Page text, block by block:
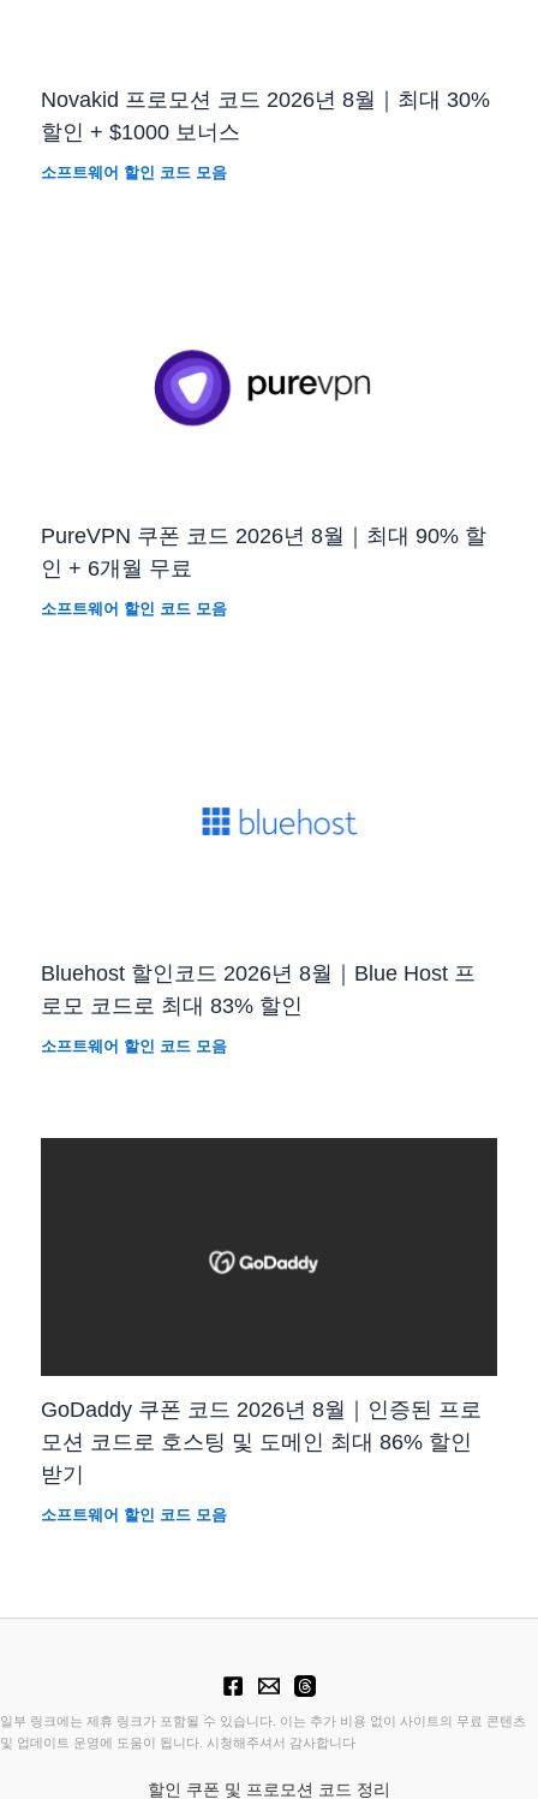
Novakid 프로모션 코드 2026년 8월｜최대 30%
할인 + $1000 보너스
소프트웨어 할인 코드 모음
PureVPN 쿠폰 코드 2026년 8월｜최대 90% 할
인 + 6개월 무료
소프트웨어 할인 코드 모음
Bluehost 할인코드 2026년 8월｜Blue Host 프
로모 코드로 최대 83% 할인
소프트웨어 할인 코드 모음
GoDaddy 쿠폰 코드 2026년 8월｜인증된 프로
모션 코드로 호스팅 및 도메인 최대 86% 할인
받기
소프트웨어 할인 코드 모음
일부 링크에는 제휴 링크가 포함될 수 있습니다. 이는 추가 비용 없이 사이트의 무료 콘텐츠
및 업데이트 운영에 도움이 됩니다. 시청해주셔서 감사합니다
할인 쿠폰 및 프로모션 코드 정리